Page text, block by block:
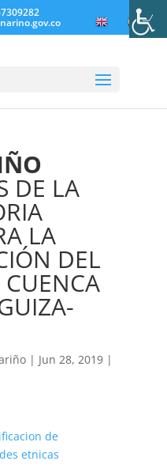
DE LA
LA
DEL
CUENCA
| Jun 28, 2019|
de
etnicas
ES